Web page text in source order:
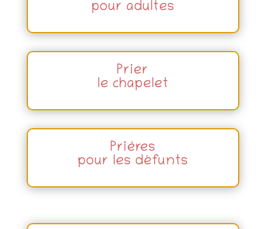
pour adultes
Prier
le chapelet
Prières
pour les défunts